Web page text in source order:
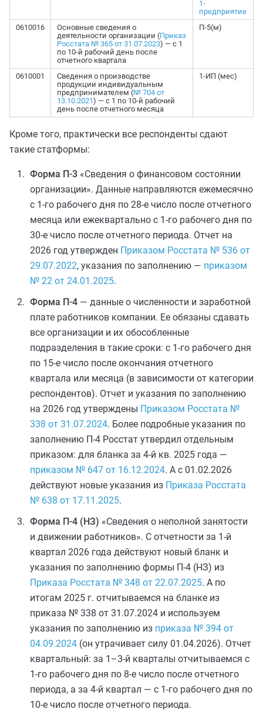
1-
предприятие
0610016
Основные сведения о
деятельности организации (Приказ
Росстата № 365 от 31.07.2023) — с 1
по 10-й рабочий день после
отчетного квартала
П-5(м)
0610001
Сведения о производстве
продукции индивидуальным
предпринимателем (№ 704 от
13.10.2021) — с 1 по 10-й рабочий
день после отчетного месяца
1-ИП (мес)
Кроме того, практически все респонденты сдают
такие статформы:
Форма П-3 «Сведения о финансовом состоянии
организации». Данные направляются ежемесячно
с 1-го рабочего дня по 28-е число после отчетного
месяца или ежеквартально с 1-го рабочего дня по
30-е число после отчетного периода. Отчет на
2026 год утвержден Приказом Росстата № 536 от
29.07.2022, указания по заполнению — приказом
№ 22 от 24.01.2025.
Форма П-4 — данные о численности и заработной
плате работников компании. Ее обязаны сдавать
все организации и их обособленные
подразделения в такие сроки: с 1-го рабочего дня
по 15-е число после окончания отчетного
квартала или месяца (в зависимости от категории
респондентов). Отчет и указания по заполнению
на 2026 год утверждены Приказом Росстата №
338 от 31.07.2024. Более подробные указания по
заполнению П-4 Росстат утвердил отдельным
приказом: для бланка за 4-й кв. 2025 года —
приказом № 647 от 16.12.2024. А с 01.02.2026
действуют новые указания из Приказа Росстата
№ 638 от 17.11.2025.
Форма П-4 (НЗ) «Сведения о неполной занятости
и движении работников». С отчетности за 1-й
квартал 2026 года действуют новый бланк и
указания по заполнению формы П-4 (НЗ) из
Приказа Росстата № 348 от 22.07.2025. А по
итогам 2025 г. отчитываемся на бланке из
приказа № 338 от 31.07.2024 и используем
указания по заполнению из приказа № 394 от
04.09.2024 (он утрачивает силу 01.04.2026). Отчет
квартальный: за 1–3-й кварталы отчитываемся с
1-го рабочего дня по 8-е число после отчетного
периода, а за 4-й квартал — с 1-го рабочего дня по
10-е число после отчетного периода.